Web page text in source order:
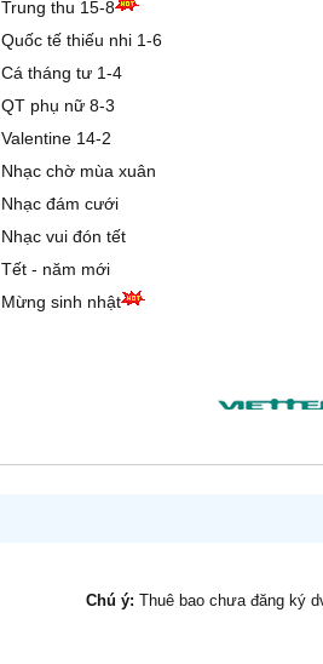
Trung thu 15-8
Quốc tế thiếu nhi 1-6
Cá tháng tư 1-4
QT phụ nữ 8-3
Valentine 14-2
Nhạc chờ mùa xuân
Nhạc đám cưới
Nhạc vui đón tết
Tết - năm mới
Mừng sinh nhật
Chú ý: Thuê bao chưa đăng ký